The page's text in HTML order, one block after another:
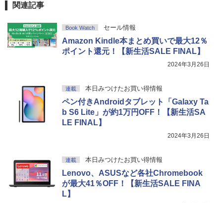
関連記事
Book Watch セール情報
Amazon Kindle本まとめ買いで最大12％
ポイント還元！【新生活SALE FINAL】
2024年3月26日
連載 本日みつけたお買い得情報
ペン付きAndroidタブレット「Galaxy Ta
b S6 Lite」が約1万円OFF！【新生活SA
LE FINAL】
2024年3月26日
連載 本日みつけたお買い得情報
Lenovo、ASUSなど各社Chromebook
が最大41％OFF！【新生活SALE FINA
L】